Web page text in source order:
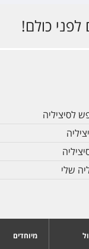
לפני כולם!
לסיציליה
שלי
מיוחדים